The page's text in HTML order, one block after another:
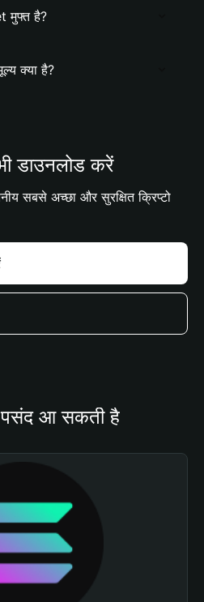
मुफ्त है?
क्या है?
डाउनलोड करें
सबसे अच्छा और सुरक्षित क्रिप्टो
पसंद आ सकती है